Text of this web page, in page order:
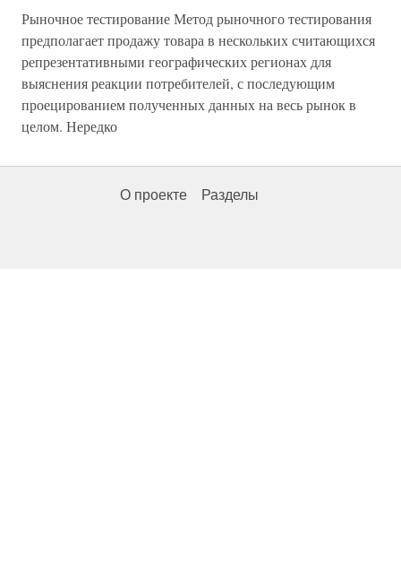
Рыночное тестирование Метод рыночного тестирования
предполагает продажу товара в нескольких считающихся
репрезентативными географических регионах для
выяснения реакции потребителей, с последующим
проецированием полученных данных на весь рынок в
целом. Нередко
О проекте Разделы